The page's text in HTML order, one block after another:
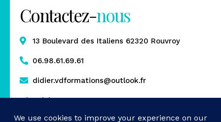
Contactez-nous
13 Boulevard des Italiens 62320 Rouvroy
06.98.61.69.61
didier.vdformations@outlook.fr
Rejoignez-nous